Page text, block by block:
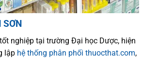
SƠN
tốt nghiệp tại trường Đại học Dược, hiện
lập hệ thống phân phối thuocthat.com,